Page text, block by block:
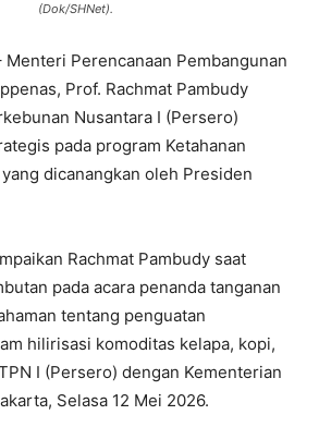
(Dok/SHNet).
Menteri Perencanaan Pembangunan
Prof. Rachmat Pambudy
Nusantara I (Persero)
pada program Ketahanan
dicanangkan oleh Presiden
Rachmat Pambudy saat
pada acara penanda tanganan
tentang penguatan
hilirisasi komoditas kelapa, kopi,
I (Persero) dengan Kementerian
Selasa 12 Mei 2026.